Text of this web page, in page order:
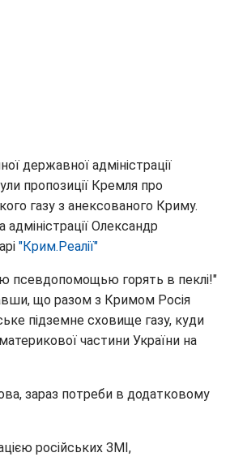
державної адміністрації
пропозиції Кремля про
газу з анексованого Криму.
Олександр
"Крим.Реалії"
псевдопомощью горять в пеклі!"
що разом з Кримом Росія
підземне сховище газу, куди
частини України на
зараз потреби в додатковому
російських ЗМІ,